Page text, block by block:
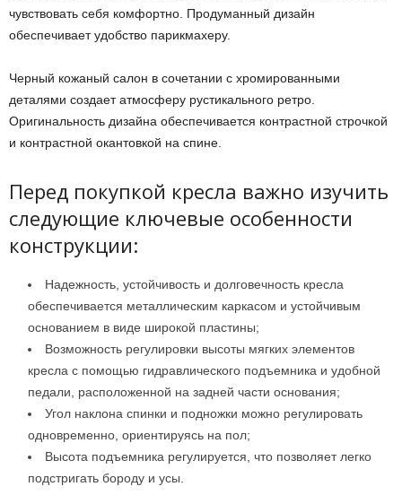
чувствовать себя комфортно. Продуманный дизайн
обеспечивает удобство парикмахеру.
Черный кожаный салон в сочетании с хромированными
деталями создает атмосферу рустикального ретро.
Оригинальность дизайна обеспечивается контрастной строчкой
и контрастной окантовкой на спине.
Перед покупкой кресла важно изучить
следующие ключевые особенности
конструкции:
Надежность, устойчивость и долговечность кресла
обеспечивается металлическим каркасом и устойчивым
основанием в виде широкой пластины;
Возможность регулировки высоты мягких элементов
кресла с помощью гидравлического подъемника и удобной
педали, расположенной на задней части основания;
Угол наклона спинки и подножки можно регулировать
одновременно, ориентируясь на пол;
Высота подъемника регулируется, что позволяет легко
подстригать бороду и усы.